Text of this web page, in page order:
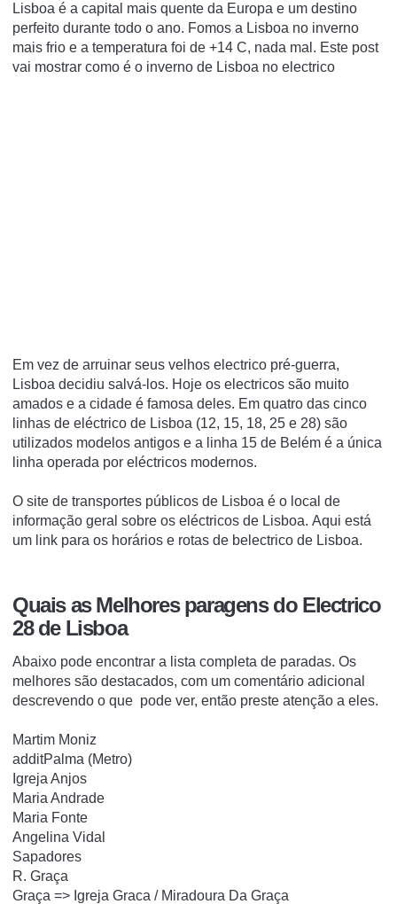
Lisboa é a capital mais quente da Europa e um destino
perfeito durante todo o ano. Fomos a Lisboa no inverno
mais frio e a temperatura foi de +14 C, nada mal. Este post
vai mostrar como é o inverno de Lisboa no electrico
Em vez de arruinar seus velhos electrico pré-guerra,
Lisboa decidiu salvá-los. Hoje os electricos são muito
amados e a cidade é famosa deles. Em quatro das cinco
linhas de eléctrico de Lisboa (12, 15, 18, 25 e 28) são
utilizados modelos antigos e a linha 15 de Belém é a única
linha operada por eléctricos modernos.
O site de transportes públicos de Lisboa é o local de
informação geral sobre os eléctricos de Lisboa. Aqui está
um link para os horários e rotas de belectrico de Lisboa.
Quais as Melhores paragens do Electrico
28 de Lisboa
Abaixo pode encontrar a lista completa de paradas. Os
melhores são destacados, com um comentário adicional
descrevendo o que pode ver, então preste atenção a eles.
Martim Moniz
additPalma (Metro)
Igreja Anjos
Maria Andrade
Maria Fonte
Angelina Vidal
Sapadores
R. Graça
Graça => Igreja Graca / Miradoura Da Graça